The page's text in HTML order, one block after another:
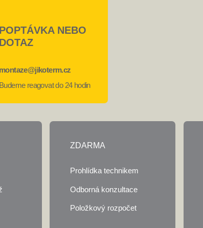
POPTÁVKA NEBO
DOTAZ
montaze@jikoterm.cz
Budeme reagovat do 24 hodin
ZDARMA
Prohlídka technikem
Odborná konzultace
Položkový rozpočet